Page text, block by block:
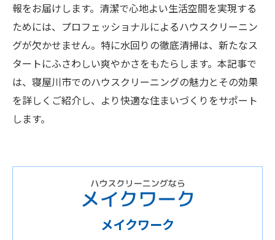
報をお届けします。清潔で心地よい生活空間を実現する
ためには、プロフェッショナルによるハウスクリーニン
グが欠かせません。特に水回りの徹底清掃は、新たなス
タートにふさわしい爽やかさをもたらします。本記事で
は、寝屋川市でのハウスクリーニングの魅力とその効果
を詳しくご紹介し、より快適な住まいづくりをサポート
します。
メイクワーク